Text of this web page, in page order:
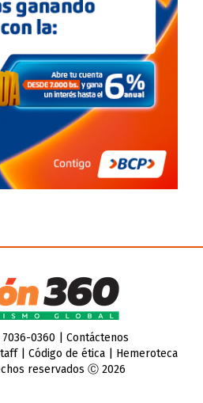
0360 | Contáctenos
| Código de ética| Hemeroteca
reservados Ⓒ 2026